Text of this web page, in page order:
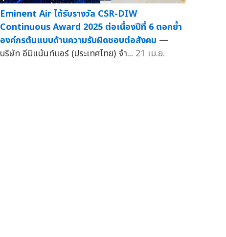
Eminent Air ได้รับรางวัล CSR-DIW
Continuous Award 2025 ต่อเนื่องปีที่ 6 ตอกย้ำ
องค์กรต้นแบบด้านความรับผิดชอบต่อสังคม —
บริษัท อีมิแน้นท์แอร์ (ประเทศไทย) จำ... 21 เม.ย.